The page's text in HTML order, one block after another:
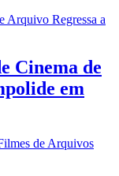
Cinema de
em
de Arquivos